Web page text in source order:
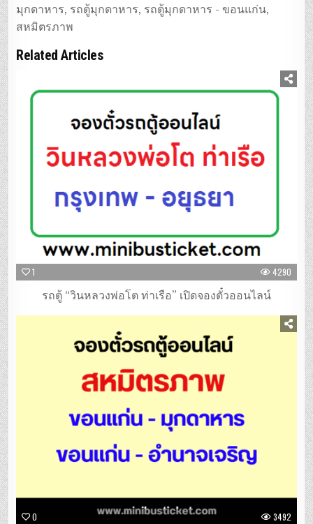
มุกดาหาร, รถตู้มุกดาหาร, รถตู้มุกดาหาร - ขอนแก่น,
สหมิตรภาพ
Related Articles
1 4290
รถตู้ “วินหลวงพ่อโต ท่าเรือ” เปิดจองตั๋วออนไลน์
0 3492